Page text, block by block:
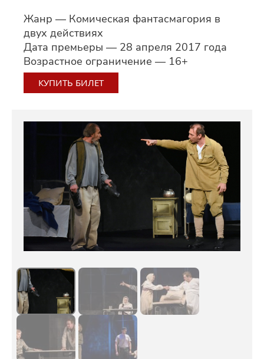
КУПИТЬ БИЛЕТ
Жанр — Комическая фантасмагория в
двух действиях
Дата премьеры — 28 апреля 2017 года
Возрастное ограничение — 16+